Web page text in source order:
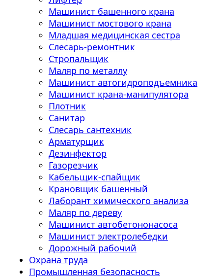
Машинист башенного крана
Машинист мостового крана
Младшая медицинская сестра
Слесарь-ремонтник
Стропальщик
Маляр по металлу
Машинист автогидроподъемника
Машинист крана-манипулятора
Плотник
Санитар
Слесарь сантехник
Арматурщик
Дезинфектор
Газорезчик
Кабельщик-спайщик
Крановщик башенный
Лаборант химического анализа
Маляр по дереву
Машинист автобетононасоса
Машинист электролебедки
Дорожный рабочий
Охрана труда
Промышленная безопасность